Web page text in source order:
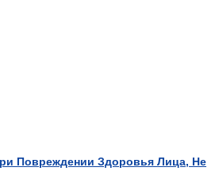
Повреждении Здоровья Лица, Не